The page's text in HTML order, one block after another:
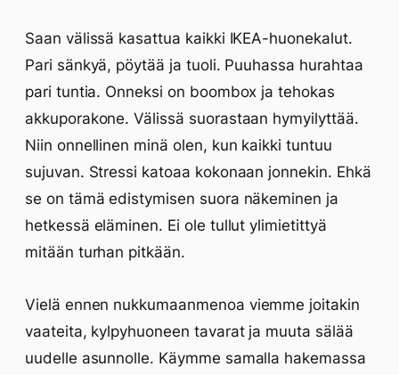
Saan välissä kasattua kaikki IKEA-huonekalut.
Pari sänkyä, pöytää ja tuoli. Puuhassa hurahtaa
pari tuntia. Onneksi on boombox ja tehokas
akkuporakone. Välissä suorastaan hymyilyttää.
Niin onnellinen minä olen, kun kaikki tuntuu
sujuvan. Stressi katoaa kokonaan jonnekin. Ehkä
se on tämä edistymisen suora näkeminen ja
hetkessä eläminen. Ei ole tullut ylimietittyä
mitään turhan pitkään.
Vielä ennen nukkumaanmenoa viemme joitakin
vaateita, kylpyhuoneen tavarat ja muuta sälää
uudelle asunnolle. Käymme samalla hakemassa